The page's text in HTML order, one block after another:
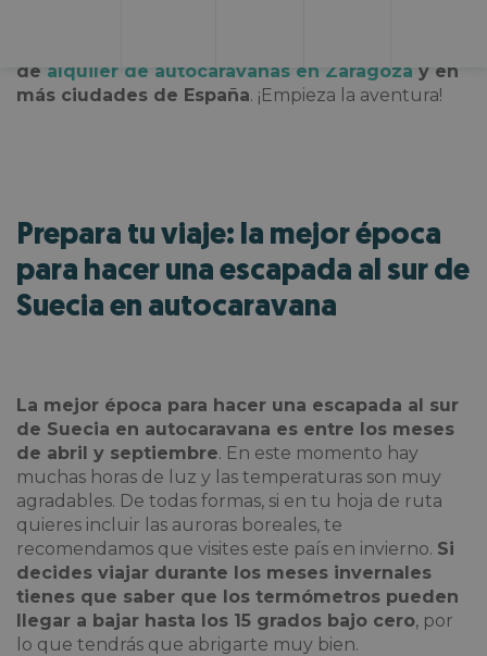
de alquiler de autocaravanas en Zaragoza y en
más ciudades de España. ¡Empieza la aventura!
Prepara tu viaje: la mejor época
para hacer una escapada al sur de
Suecia en autocaravana
La mejor época para hacer una escapada al sur
de Suecia en autocaravana es entre los meses
de abril y septiembre. En este momento hay
muchas horas de luz y las temperaturas son muy
agradables. De todas formas, si en tu hoja de ruta
quieres incluir las auroras boreales, te
recomendamos que visites este país en invierno. Si
decides viajar durante los meses invernales
tienes que saber que los termómetros pueden
llegar a bajar hasta los 15 grados bajo cero, por
lo que tendrás que abrigarte muy bien.